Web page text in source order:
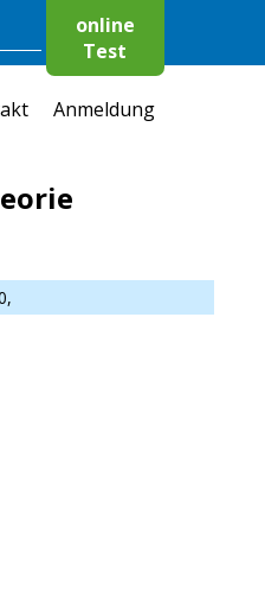
online
Test
Anmeldung